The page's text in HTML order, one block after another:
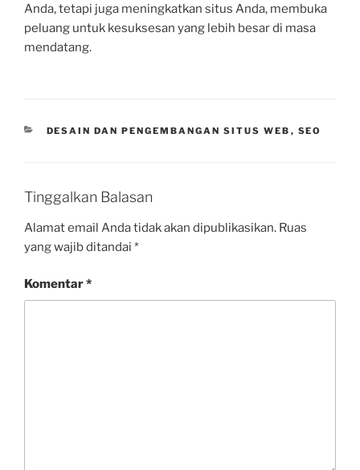
Anda, tetapi juga meningkatkan situs Anda, membuka
peluang untuk kesuksesan yang lebih besar di masa
mendatang.
CATEGORIES
DESAIN DAN PENGEMBANGAN SITUS WEB , SEO
Tinggalkan Balasan
Alamat email Anda tidak akan dipublikasikan. Ruas
yang wajib ditandai *
Komentar*